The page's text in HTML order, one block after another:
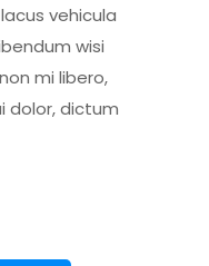
vehicula
wisi
mi libero,
dolor, dictum